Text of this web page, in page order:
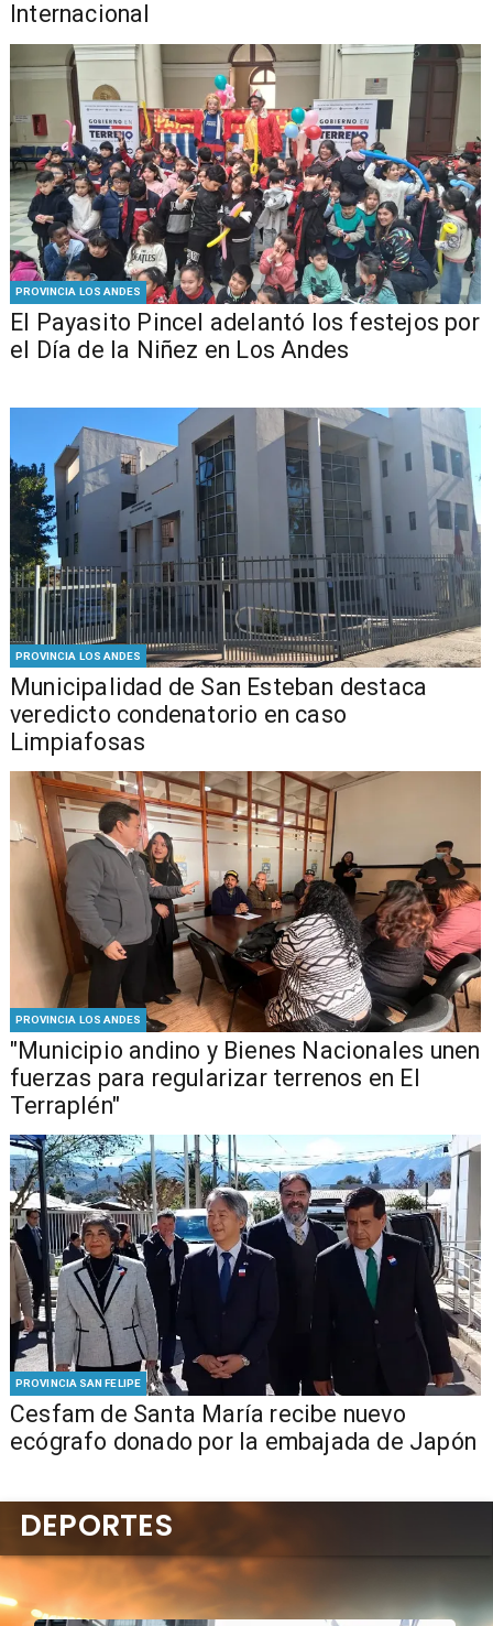
Internacional
PROVINCIA LOS ANDES
El Payasito Pincel adelantó los festejos por
el Día de la Niñez en Los Andes
PROVINCIA LOS ANDES
Municipalidad de San Esteban destaca
veredicto condenatorio en caso
Limpiafosas
PROVINCIA LOS ANDES
"Municipio andino y Bienes Nacionales unen
fuerzas para regularizar terrenos en El
Terraplén"
PROVINCIA SAN FELIPE
Cesfam de Santa María recibe nuevo
ecógrafo donado por la embajada de Japón
DEPORTES